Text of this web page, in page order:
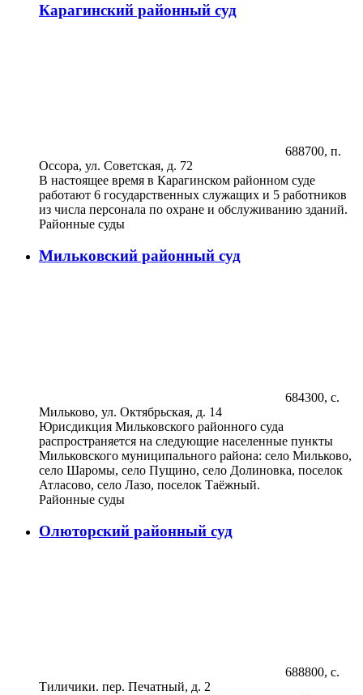
Карагинский районный суд
688700, п.
Оссора, ул. Советская, д. 72
В настоящее время в Карагинском районном суде
работают 6 государственных служащих и 5 работников
из числа персонала по охране и обслуживанию зданий.
Районные суды
Мильковский районный суд
684300, с.
Мильково, ул. Октябрьская, д. 14
Юрисдикция Мильковского районного суда
распространяется на следующие населенные пункты
Мильковского муниципального района: село Мильково,
село Шаромы, село Пущино, село Долиновка, поселок
Атласово, село Лазо, поселок Таёжный.
Районные суды
Олюторский районный суд
688800, с.
Тиличики. пер. Печатный, д. 2